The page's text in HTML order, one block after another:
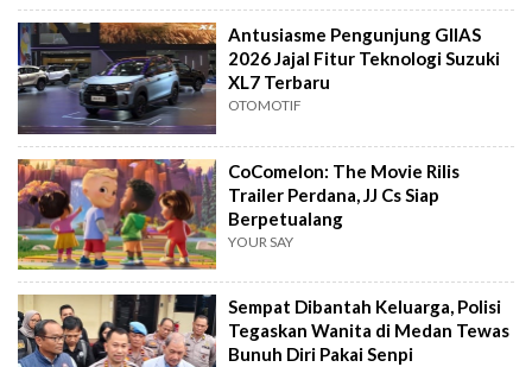
Antusiasme Pengunjung GIIAS
2026 Jajal Fitur Teknologi Suzuki
XL7 Terbaru
OTOMOTIF
CoComelon: The Movie Rilis
Trailer Perdana, JJ Cs Siap
Berpetualang
YOUR SAY
Sempat Dibantah Keluarga, Polisi
Tegaskan Wanita di Medan Tewas
Bunuh Diri Pakai Senpi